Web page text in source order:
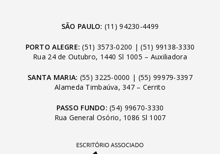
SÃO PAULO: (11) 94230-4499
PORTO ALEGRE: (51) 3573-0200 |(51) 99138-3330
Rua 24 de Outubro, 1440 Sl 1005 – Auxiliadora
SANTA MARIA: (55) 3225-0000 | (55) 99979-3397
Alameda Timbaúva, 347 – Cerrito
PASSO FUNDO: (54) 99670-3330
Rua General Osório, 1086 Sl 1007